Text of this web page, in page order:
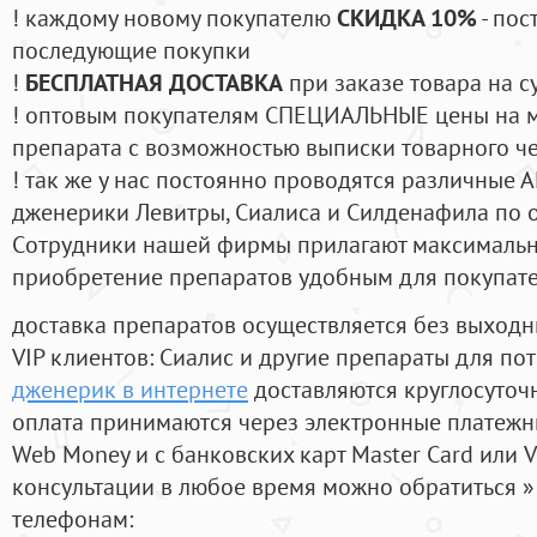
! каждому новому покупателюСКИДКА 10%-
последующие покупки
! БЕСПЛАТНАЯ ДОСТАВКА при заказе товара на
! оптовым покупателям СПЕЦИАЛЬНЫЕ цены на
препарата с возможностью выписки товарного
! так же у нас постоянно проводятся
дженерики Левитры, Сиалиса и Силденафила по
Cотрудники нашей фирмы прилагают
приобретение препаратов удобным для
доставка препаратов осуществляется без
VIP клиентов: Сиалис и другие препараты для
дженерик в интернетедоставляются
оплата принимаются через электронные
Web Money и с банковских карт Master Card или
консультации в любое время можно обратиться
телефонам: